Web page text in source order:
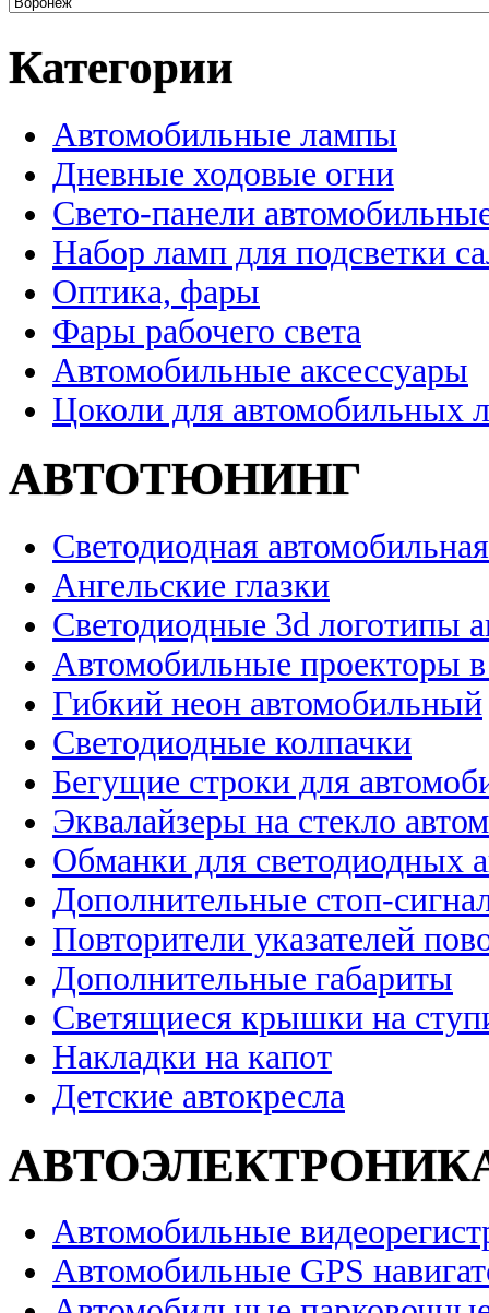
Категории
Автомобильные лампы
Дневные ходовые огни
Свето-панели
Набор ламп для подсветки
Оптика, фары
Фары рабочего света
Автомобильные аксессуары
Цоколи для автомобильных
АВТОТЮНИНГ
Светодиодная
Ангельские глазки
Светодиодные 3d логотипы
Автомобильные проекторы
Гибкий неон автомобильный
Светодиодные колпачки
Бегущие строки для
Эквалайзеры на стекло
Обманки для светодиодных
Дополнительные стоп-
Повторители указателей
Дополнительные габариты
Светящиеся крышки на
Накладки на капот
Детские автокресла
Автомобильные
Автомобильные GPS